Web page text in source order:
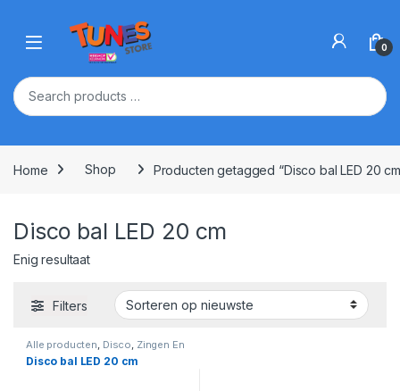
Open 0
Home Shop Producten getagged “Disco bal LED 20
Disco bal LED 20 cm
Enig resultaat
Filters
Alle producten, Disco, Zingen En
Muziek Maken
Disco bal LED 20 cm